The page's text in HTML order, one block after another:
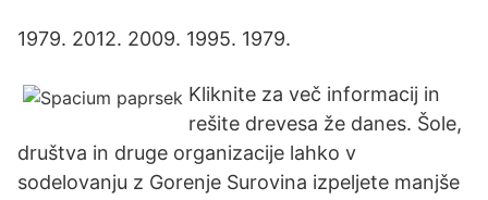
1979. 2012. 2009. 1995. 1979.
Kliknite za več informacij in
rešite drevesa že danes. Šole,
društva in druge organizacije lahko v
sodelovanju z Gorenje Surovina izpeljete manjše